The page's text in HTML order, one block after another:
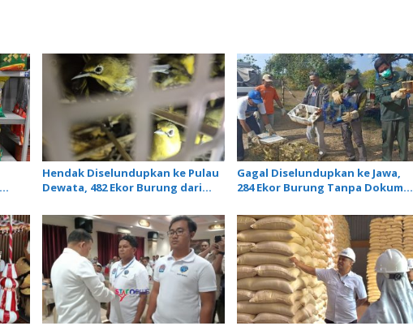
Hendak Diselundupkan ke Pulau
Dewata, 482 Ekor Burung dari
Gagal Diselundupkan ke Jawa,
284 Ekor Burung Tanpa Dokumen
Penyakit